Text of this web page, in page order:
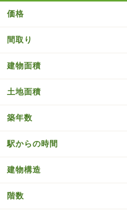
価格
間取り
建物面積
土地面積
築年数
駅からの時間
建物構造
階数